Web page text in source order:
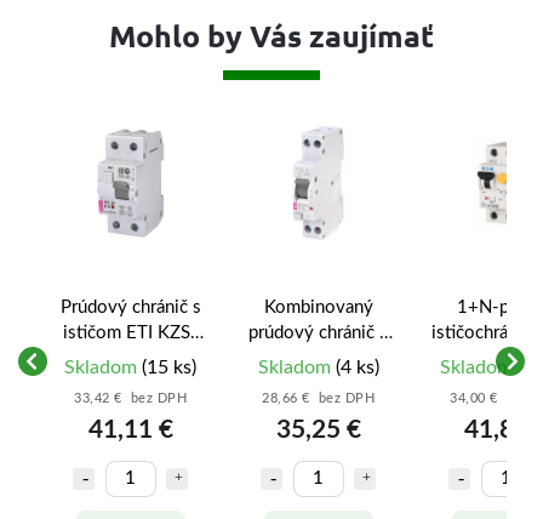
Mohlo by Vás zaujímať
Prúdový chránič s
ističom ETI KZS-
2M – 1p+N, B16A,
(002173204)
Skladom (15 ks)
33,42 € bez DPH
41,11 €
Kombinovaný
prúdový chránič s
ističom ETI KZS-
30mA, Typ A, 6kA
(002176024)
Skladom (4 ks)
28,66 € bez DPH
35,25 €
1+N-
ističochránič
PFL6-
16A B
6kA
Skladom
34,00 € bez
41,82